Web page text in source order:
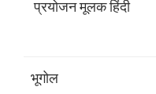
प्रयोजन मूलक हिंदी
भूगोल